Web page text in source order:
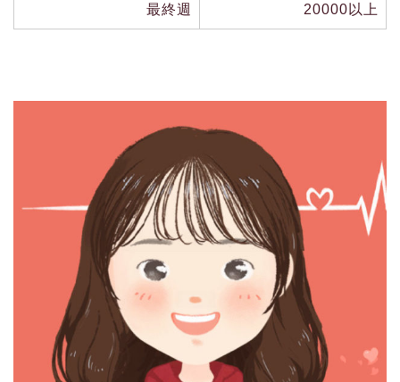
最終週 20000以上